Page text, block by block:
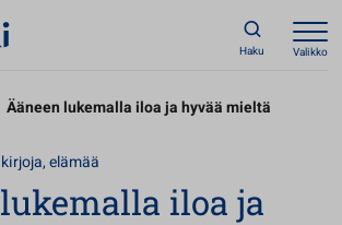
Haku Valikko
Ääneen lukemalla iloa ja hyvää mieltä
elämää
iloa ja